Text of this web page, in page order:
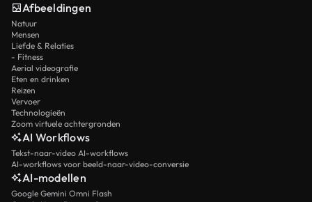
Afbeeldingen
Natuur
Mensen
Liefde & Relaties
- Fitness
Aerial videografie
Eten en drinken
Reizen
Vervoer
Technologieën
Zoom virtuele achtergronden
AI Workflows
Tekst-naar-video AI-workflows
AI-workflows voor beeld-naar-video-conversie
AI-modellen
Google Gemini Omni Flash